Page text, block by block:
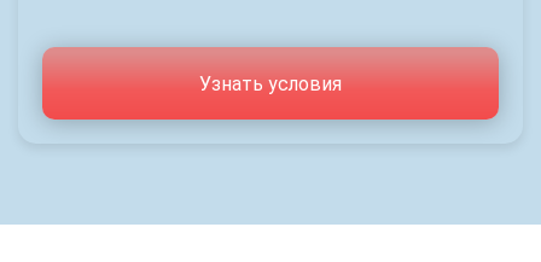
Узнать условия